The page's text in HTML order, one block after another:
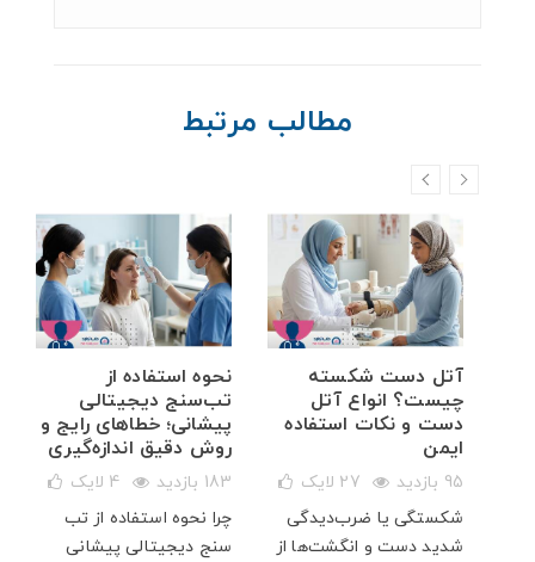
مطالب مرتبط
نحوه استفاده از
تب‌سنج دیجیتالی
پیشانی؛ خطاهای رایج و
روش دقیق اندازه‌گیری
183 بازدید 4 لایک
چرا نحوه استفاده از تب
سنج دیجیتالی پیشانی
آتل دست شکسته
چیست؟ انواع آتل
دست و نکات استفاده
ایمن
95 بازدید 27 لایک
شکستگی یا ضرب‌دیدگی
شدید دست و انگشت‌ها از